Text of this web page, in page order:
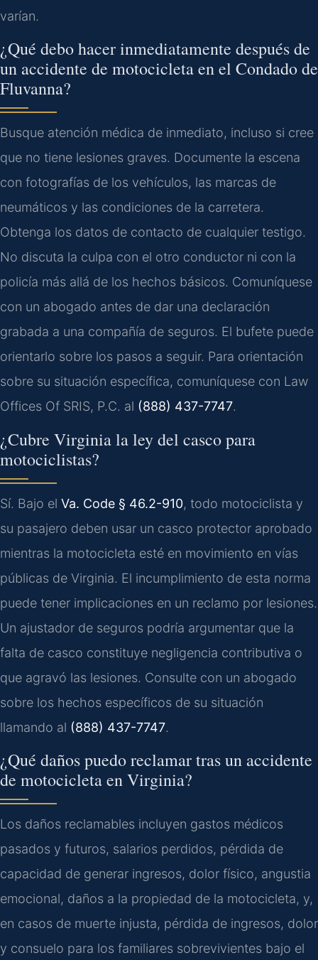
varían.
¿Qué debo hacer inmediatamente después de
un accidente de motocicleta en el Condado de
Fluvanna?
Busque atención médica de inmediato, incluso si cree
que no tiene lesiones graves. Documente la escena
con fotografías de los vehículos, las marcas de
neumáticos y las condiciones de la carretera.
Obtenga los datos de contacto de cualquier testigo.
No discuta la culpa con el otro conductor ni con la
policía más allá de los hechos básicos. Comuníquese
con un abogado antes de dar una declaración
grabada a una compañía de seguros. El bufete puede
orientarlo sobre los pasos a seguir. Para orientación
sobre su situación específica, comuníquese con Law
Offices Of SRIS, P.C. al (888) 437-7747.
¿Cubre Virginia la ley del casco para
motociclistas?
Sí. Bajo el Va. Code § 46.2-910, todo motociclista y
su pasajero deben usar un casco protector aprobado
mientras la motocicleta esté en movimiento en vías
públicas de Virginia. El incumplimiento de esta norma
puede tener implicaciones en un reclamo por lesiones.
Un ajustador de seguros podría argumentar que la
falta de casco constituye negligencia contributiva o
que agravó las lesiones. Consulte con un abogado
sobre los hechos específicos de su situación
llamando al (888) 437-7747.
¿Qué daños puedo reclamar tras un accidente
de motocicleta en Virginia?
Los daños reclamables incluyen gastos médicos
pasados y futuros, salarios perdidos, pérdida de
capacidad de generar ingresos, dolor físico, angustia
emocional, daños a la propiedad de la motocicleta, y,
en casos de muerte injusta, pérdida de ingresos, dolor
y consuelo para los familiares sobrevivientes bajo el